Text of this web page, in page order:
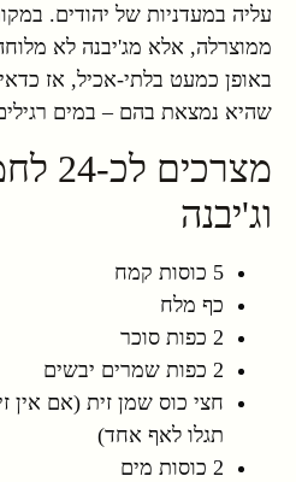
עליה במעדניות של יהודים.
ממוצרלה, אלא מג'יבנה לא
באופן כמעט בלתי-אכיל, אז
שהיא נמצאת בהם – במים
וג'יבנה
5 כוסות קמח
כף מלח
2 כפות סוכר
2 כפות שמרים יבשים
חצי כוס שמן זית (אם אין
תגלו לאף אחד)
2 כוסות מים